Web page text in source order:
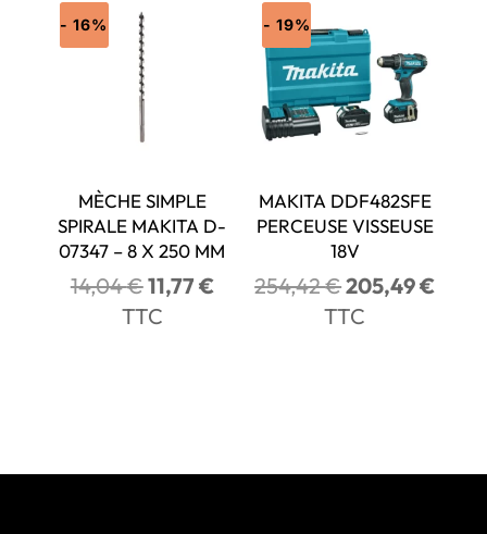
- 16%
MÈCHE SIMPLE
SPIRALE MAKITA D-
07347 – 8 X 250 MM
14,04€Le
prix
11,77 €Le
TTC
- 19%
MAKITA DDF482SFE
PERCEUSE VISSEUSE
18V
254,42€Le
prix
205,49€Le
TTC